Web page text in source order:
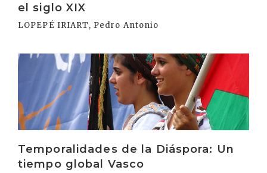
el siglo XIX
LOPEPÉ IRIART, Pedro Antonio
Temporalidades de la Diáspora: Un
tiempo global Vasco
Irakurri